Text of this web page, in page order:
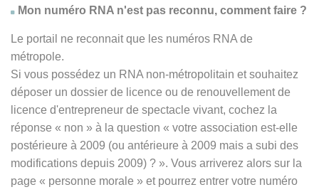
Mon numéro RNA n'est pas reconnu, comment faire ?
Le portail ne reconnait que les numéros RNA de
métropole.
Si vous possédez un RNA non-métropolitain et souhaitez
déposer un dossier de licence ou de renouvellement de
licence d'entrepreneur de spectacle vivant, cochez la
réponse « non » à la question « votre association est-elle
postérieure à 2009 (ou antérieure à 2009 mais a subi des
modifications depuis 2009) ? ». Vous arriverez alors sur la
page « personne morale » et pourrez entrer votre numéro